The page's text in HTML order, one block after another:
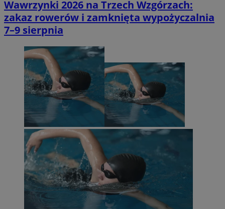
Wawrzynki 2026 na Trzech Wzgórzach:
zakaz rowerów i zamknięta wypożyczalnia
7–9 sierpnia